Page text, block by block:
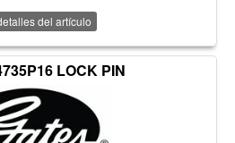
del artículo
LOCK PIN